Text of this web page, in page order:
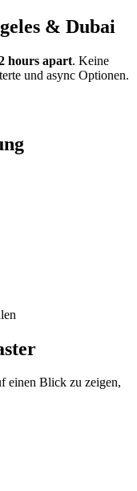
& Dubai
hours apart. Keine
und async Optionen.
einen Blick zu zeigen,